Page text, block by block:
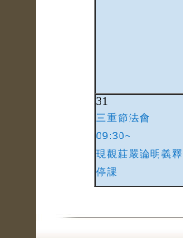
31
三重節法會
09:30~
現觀莊嚴論明義釋
停課